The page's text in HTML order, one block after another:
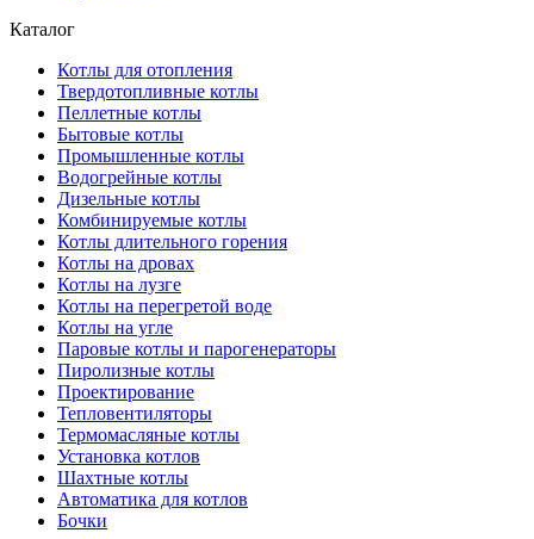
Каталог
Котлы для отопления
Твердотопливные котлы
Пеллетные котлы
Бытовые котлы
Промышленные котлы
Водогрейные котлы
Дизельные котлы
Комбинируемые котлы
Котлы длительного горения
Котлы на дровах
Котлы на лузге
Котлы на перегретой воде
Котлы на угле
Паровые котлы и парогенераторы
Пиролизные котлы
Проектирование
Тепловентиляторы
Термомасляные котлы
Установка котлов
Шахтные котлы
Автоматика для котлов
Бочки